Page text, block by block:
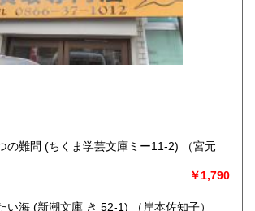
600円 大分県
600円 鹿児島県
は、書籍だけでなくCD、DVD、レコード、
、骨董品まであらゆるものの買い取りがで
ださい。出張費は、無料です。
桃太郎線(吉備線)
問 (ちくま学芸文庫ミー11-2) （宮元
￥1,790
死ぬまでに行きたい海 (新潮文庫 き 52-1) （岸本佐知子）